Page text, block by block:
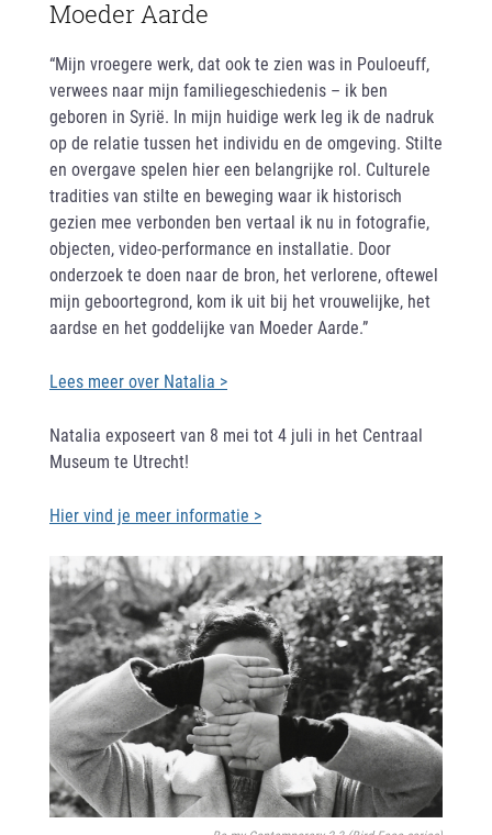
Moeder Aarde
“Mijn vroegere werk, dat ook te zien was in Pouloeuff,
verwees naar mijn familiegeschiedenis – ik ben
geboren in Syrië. In mijn huidige werk leg ik de nadruk
op de relatie tussen het individu en de omgeving. Stilte
en overgave spelen hier een belangrijke rol. Culturele
tradities van stilte en beweging waar ik historisch
gezien mee verbonden ben vertaal ik nu in fotografie,
objecten, video-performance en installatie. Door
onderzoek te doen naar de bron, het verlorene, oftewel
mijn geboortegrond, kom ik uit bij het vrouwelijke, het
aardse en het goddelijke van Moeder Aarde.”
Lees meer over Natalia >
Natalia exposeert van 8 mei tot 4 juli in het Centraal
Museum te Utrecht!
Hier vind je meer informatie >